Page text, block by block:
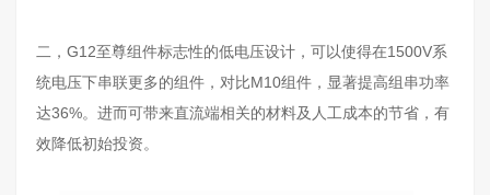
二，G12至尊组件标志性的低电压设计，可以使得在1500V系
统电压下串联更多的组件，对比M10组件，显著提高组串功率
达36%。进而可带来直流端相关的材料及人工成本的节省，有
效降低初始投资。